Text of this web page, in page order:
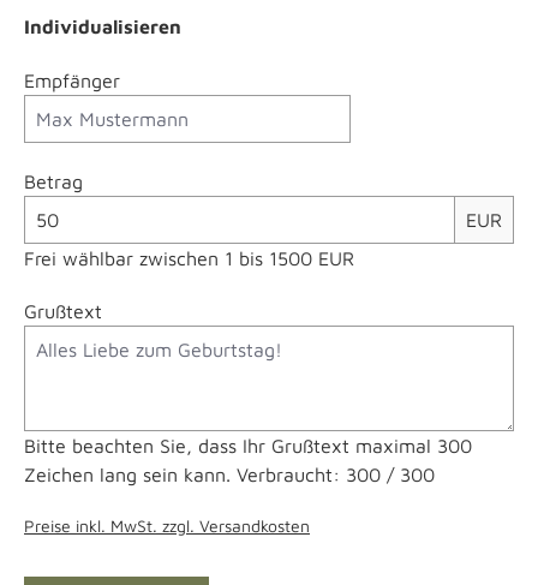
Individualisieren
Empfänger
Betrag
EUR
Frei wählbar zwischen 1 bis 1500 EUR
Grußtext
Bitte beachten Sie, dass Ihr Grußtext maximal 300
Zeichen lang sein kann. Verbraucht: 300 / 300
Preise inkl. MwSt. zzgl. Versandkosten